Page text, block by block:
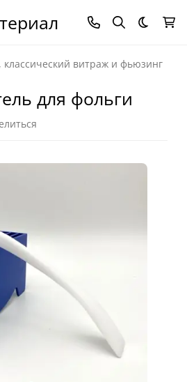
Темная
витраж и фьюзинг
для фольги